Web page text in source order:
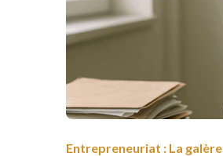
Entrepreneuriat : La